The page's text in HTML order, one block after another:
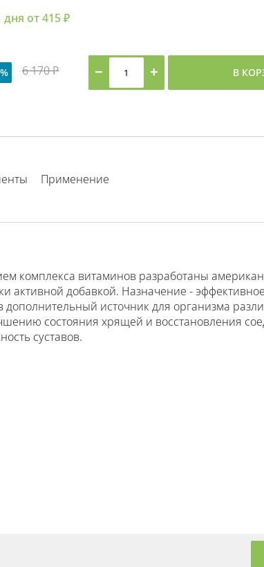
дня от 415 ₽
6 170 ₽ − + В
Применение
комплекса витаминов разработаны
активной добавкой. Назначение -
дополнительный источник для организма
состояния хрящей и восстановления
суставов.